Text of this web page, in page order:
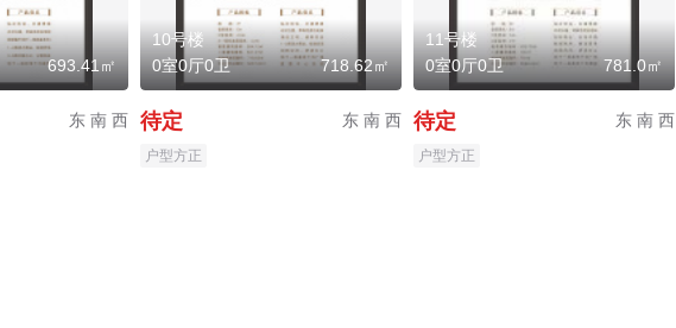
693.41㎡
东 南 西
10号楼
0室0厅0卫
718.62㎡
待定 东 南 西
户型方正
11号楼
0室0厅0卫
781.0㎡
待定 东 南 西
户型方正